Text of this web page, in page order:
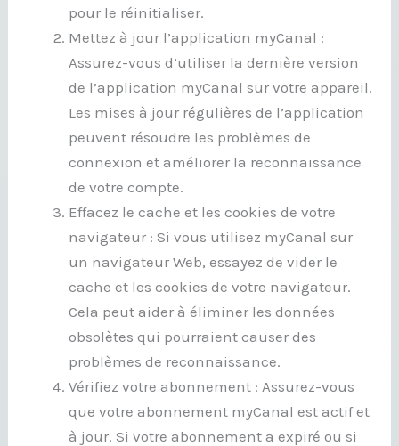
pour le réinitialiser.
Mettez à jour l’application myCanal :
Assurez-vous d’utiliser la dernière version
de l’application myCanal sur votre appareil.
Les mises à jour régulières de l’application
peuvent résoudre les problèmes de
connexion et améliorer la reconnaissance
de votre compte.
Effacez le cache et les cookies de votre
navigateur : Si vous utilisez myCanal sur
un navigateur Web, essayez de vider le
cache et les cookies de votre navigateur.
Cela peut aider à éliminer les données
obsolètes qui pourraient causer des
problèmes de reconnaissance.
Vérifiez votre abonnement : Assurez-vous
que votre abonnement myCanal est actif et
à jour. Si votre abonnement a expiré ou si